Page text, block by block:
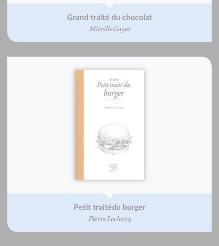
Grand traité du chocolat
Mireille Gayet
Petit traitédu burger
Pierre Leclercq